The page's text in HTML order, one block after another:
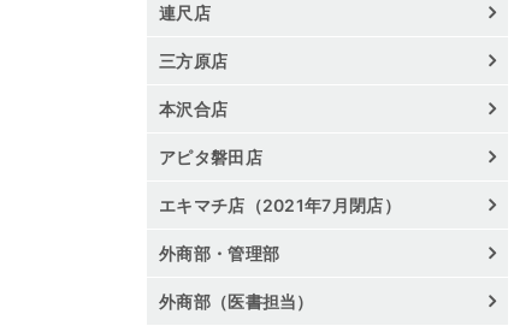
連尺店
三方原店
本沢合店
アピタ磐田店
エキマチ店（2021年7月閉店）
外商部・管理部
外商部（医書担当）